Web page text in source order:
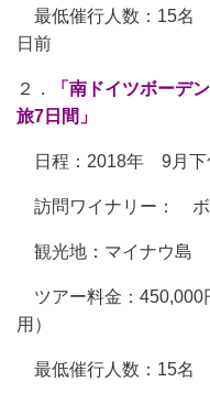
最低催行人数：15
日前
２．
「南ドイツボーデ
旅7日間」
日程：2018年 9月下
訪問ワイナリー： ボ
観光地：マイナウ島
ツアー料金：450,000
用）
最低催行人数：15名